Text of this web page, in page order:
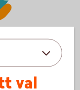
att främja social,
val